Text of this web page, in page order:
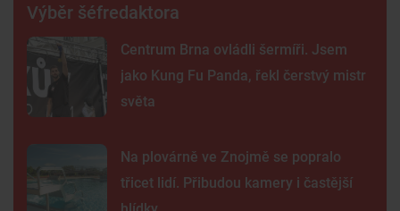
Výběr šéfredaktora
Centrum Brna ovládli šermíři. Jsem
jako Kung Fu Panda, řekl čerstvý mistr
světa
Na plovárně ve Znojmě se popralo
třicet lidí. Přibudou kamery i častější